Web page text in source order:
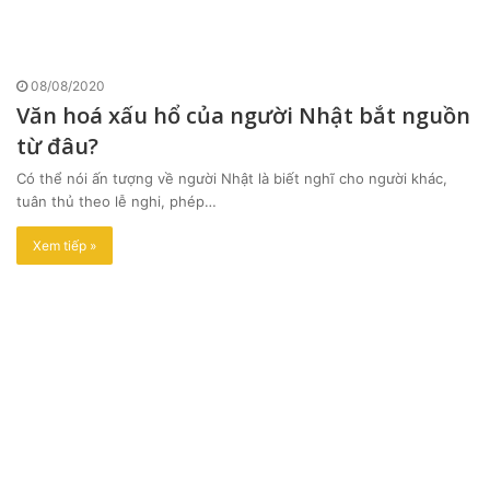
08/08/2020
Văn hoá xấu hổ của người Nhật bắt nguồn
từ đâu?
Có thể nói ấn tượng về người Nhật là biết nghĩ cho người khác,
tuân thủ theo lễ nghi, phép…
Xem tiếp »